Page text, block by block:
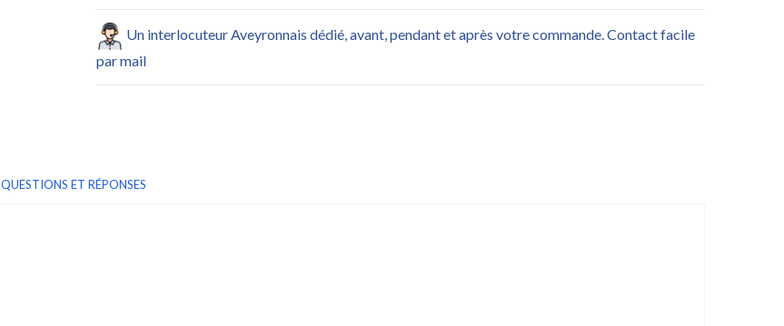
Un interlocuteur Aveyronnais dédié, avant, pendant et après votre commande. Contact facile
par mail
QUESTIONS ET RÉPONSES